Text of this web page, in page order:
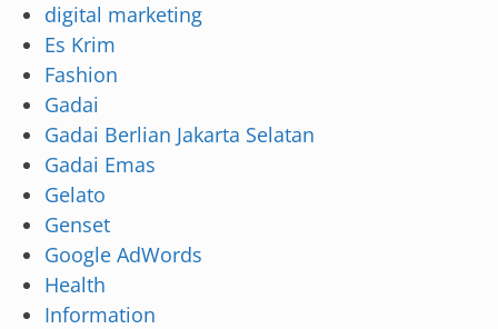
digital marketing
Es Krim
Fashion
Gadai
Gadai Berlian Jakarta Selatan
Gadai Emas
Gelato
Genset
Google AdWords
Health
Information